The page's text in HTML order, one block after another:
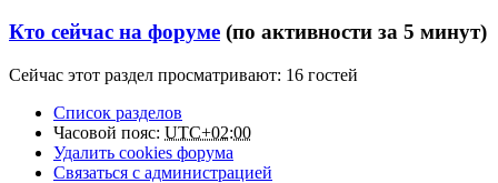
Кто сейчас на форуме (по активности за 5 минут)
Сейчас этот раздел просматривают: 16 гостей
Список разделов
Часовой пояс: UTC+02:00
Удалить cookies форума
Связаться с администрацией